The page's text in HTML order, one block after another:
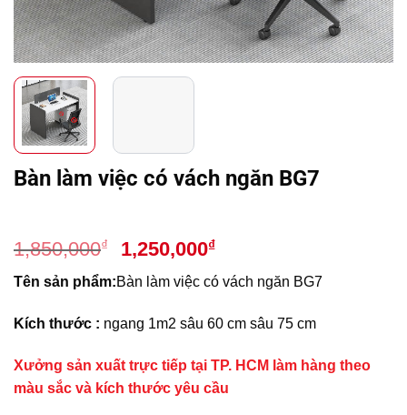
Bàn làm việc có vách ngăn BG7
1,850,000₫
Giá
gốc
là:
1,850,000₫.
1,250,000₫Giá
hiện
tại
là:
1,250,000₫.
Tên sản phẩm:Bàn làm việc có vách ngăn BG7
Kích thước : ngang 1m2 sâu 60 cm sâu 75 cm
Xưởng sản xuất trực tiếp tại TP. HCM làm hàng theo
màu sắc và kích thước yêu cầu